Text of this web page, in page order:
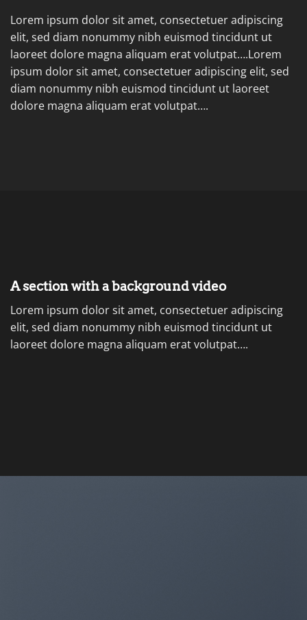
Lorem ipsum dolor sit amet, consectetuer adipiscing
elit, sed diam nonummy nibh euismod tincidunt ut
laoreet dolore magna aliquam erat volutpat….Lorem
ipsum dolor sit amet, consectetuer adipiscing elit, sed
diam nonummy nibh euismod tincidunt ut laoreet
dolore magna aliquam erat volutpat….
A section with a background video
Lorem ipsum dolor sit amet, consectetuer adipiscing
elit, sed diam nonummy nibh euismod tincidunt ut
laoreet dolore magna aliquam erat volutpat….